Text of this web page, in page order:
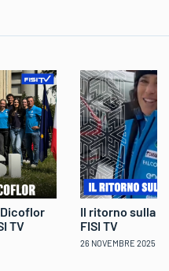
TV
Il ritorno sulla
FISI TV
26 NOVEMBRE 2025